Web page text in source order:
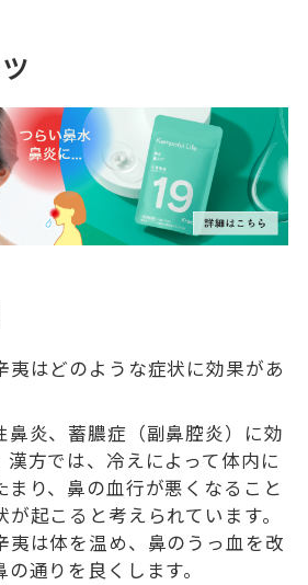
夷はどのような症状に効果があ
鼻炎、蓄膿症（副鼻腔炎）に効
漢方では、冷えによって体内に
まり、鼻の血行が悪くなること
起こると考えられています。
夷は体を温め、鼻のうっ血を改
通りを良くします。